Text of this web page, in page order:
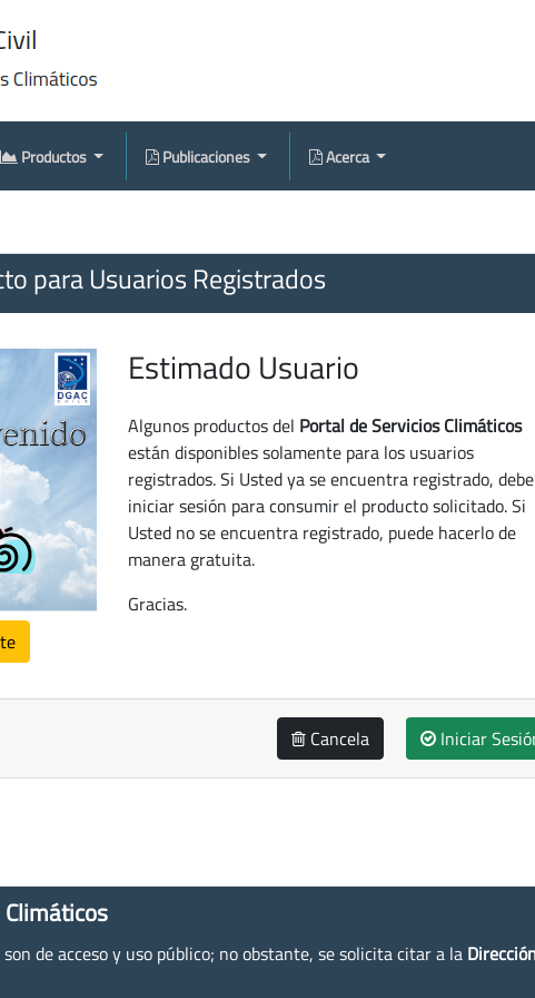
Productos Publicaciones Acerca
para Usuarios Registrados
Estimado Usuario
Algunos productos del Portal de Servicios Climáticos
están disponibles solamente para los usuarios
registrados. Si Usted ya se encuentra registrado, debe
iniciar sesión para consumir el producto solicitado. Si
Usted no se encuentra registrado, puede hacerlo de
manera gratuita.
Gracias.
Cancela Iniciar
de acceso y uso público; no obstante, se solicita citar a la